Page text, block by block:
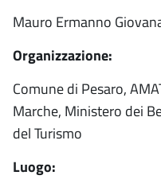
Mauro Ermanno
Organizzazione:
Comune di Pesaro,
Marche, Ministero dei
del Turismo
Luogo: